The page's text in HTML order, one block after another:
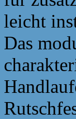
leicht
Das